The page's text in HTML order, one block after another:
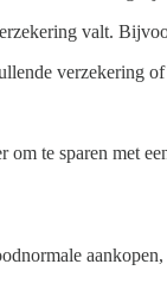
valt.
verzekering
te sparen met